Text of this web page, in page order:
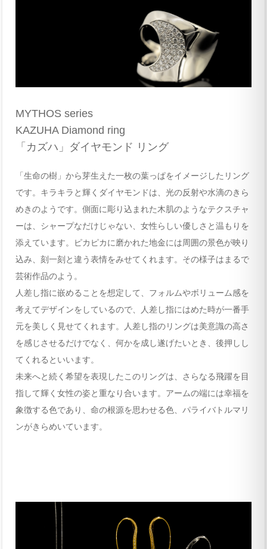
MYTHOS series
KAZUHA Diamond ring
「カズハ」ダイヤモンド リング
「生命の樹」から芽生えた一枚の葉っぱをイメージしたリング
です。キラキラと輝くダイヤモンドは、光の反射や水滴のきら
めきのようです。側面に彫り込まれた木肌のようなテクスチャ
ーは、シャープなだけじゃない、女性らしい優しさと温もりを
添えています。ピカピカに磨かれた地金には周囲の景色が映り
込み、刻一刻と違う表情をみせてくれます。その様子はまるで
芸術作品のよう。
人差し指に嵌めることを想定して、フォルムやボリューム感を
考えてデザインをしているので、人差し指にはめた時が一番手
元を美しく見せてくれます。人差し指のリングは美意識の高さ
を感じさせるだけでなく、何かを成し遂げたいとき、後押しし
てくれるといいます。
未来へと続く希望を表現したこのリングは、さらなる飛躍を目
指して輝く女性の姿と重なり合います。アームの端には幸福を
象徴する色であり、命の根源を思わせる色、パライバトルマリ
ンがきらめいています。